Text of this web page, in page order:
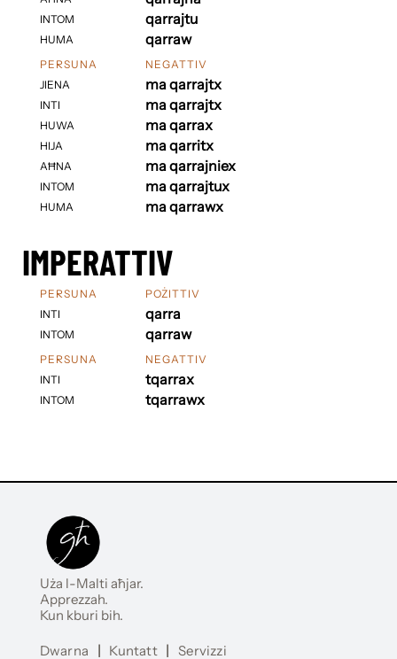
INTOM
HUMA
qarrajtu
qarraw
PERSUNA
JIENA
INTI
HUWA
HIJA
AĦNA
INTOM
HUMA
NEGATTIV
ma qarrajtx
ma qarrajtx
ma qarrax
ma qarritx
ma qarrajniex
ma qarrajtux
ma qarrawx
IMPERATTIV
PERSUNA
INTI
INTOM
POŻITTIV
qarra
qarraw
PERSUNA
INTI
INTOM
NEGATTIV
tqarrax
tqarrawx
Uża l-Malti aħjar.
Apprezzah.
Kun kburi bih.
Dwarna | Kuntatt | Servizzi